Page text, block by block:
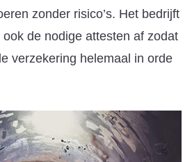
zonder risico’s. Het bedrijft
de nodige attesten af zodat
verzekering helemaal in orde